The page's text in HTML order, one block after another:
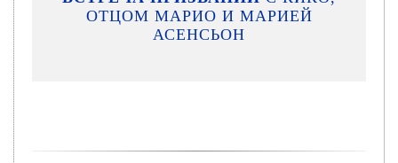
ОТЦОМ МАРИО И МАРИЕЙ
АСЕНСЬОН